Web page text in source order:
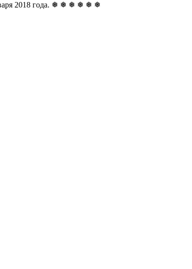
2018 года. ❅ ❅ ❅ ❅ ❅ ❅